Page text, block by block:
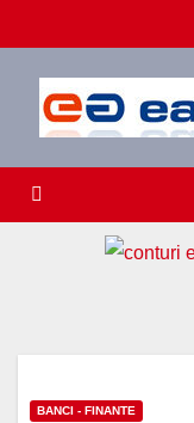
to
BANCI - FINANTE